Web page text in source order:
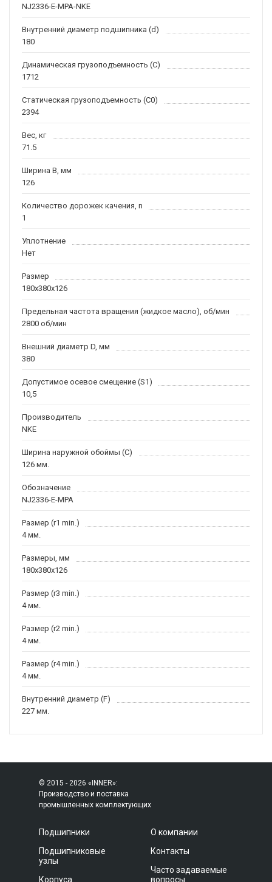
NJ2336-E-MPA-NKE
Внутренний диаметр подшипника (d)
180
Динамическая грузоподъемность (C)
1712
Статическая грузоподъемность (C0)
2394
Вес, кг
71.5
Ширина B, мм
126
Количество дорожек качения, n
1
Уплотнение
Нет
Размер
180x380x126
Предельная частота вращения (жидкое масло), об/мин
2800 об/мин
Внешний диаметр D, мм
380
Допустимое осевое смещение (S1)
10,5
Производитель
NKE
Ширина наружной обоймы (C)
126 мм.
Обозначение
NJ2336-E-MPA
Размер (r1 min.)
4 мм.
Размеры, мм
180x380x126
Размер (r3 min.)
4 мм.
Размер (r2 min.)
4 мм.
Размер (r4 min.)
4 мм.
Внутренний диаметр (F)
227 мм.
© 2015 - 2026 «INNER»:
Производство и поставка
промышленных комплектующих
Подшипники
Подшипниковые
узлы
Корпуса
О компании
Контакты
Часто задаваемые
вопросы